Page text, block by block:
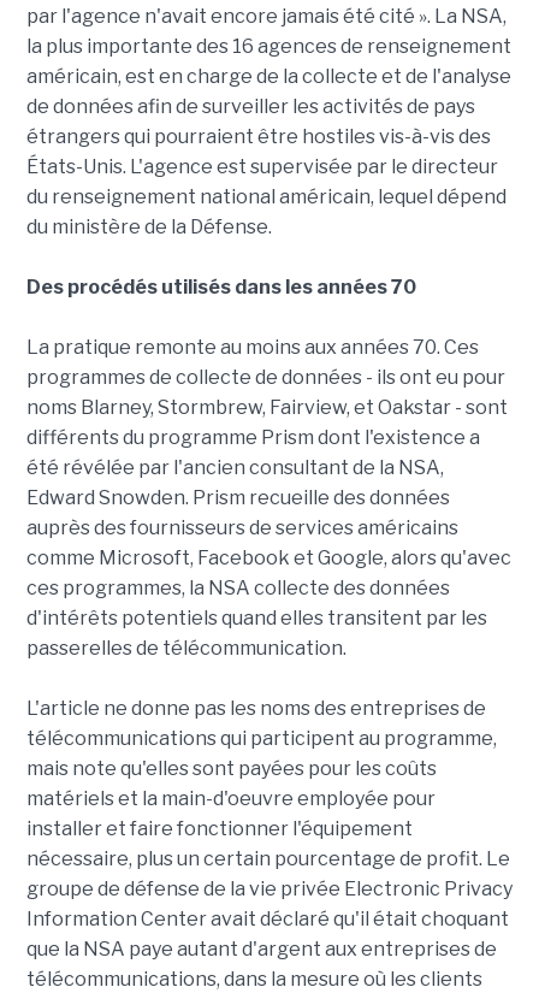
par l'agence n'avait encore jamais été cité ». La NSA,
la plus importante des 16 agences de renseignement
américain, est en charge de la collecte et de l'analyse
de données afin de surveiller les activités de pays
étrangers qui pourraient être hostiles vis-à-vis des
États-Unis. L'agence est supervisée par le directeur
du renseignement national américain, lequel dépend
du ministère de la Défense.
Des procédés utilisés dans les années 70
La pratique remonte au moins aux années 70. Ces
programmes de collecte de données - ils ont eu pour
noms Blarney, Stormbrew, Fairview, et Oakstar - sont
différents du programme Prism dont l'existence a
été révélée par l'ancien consultant de la NSA,
Edward Snowden. Prism recueille des données
auprès des fournisseurs de services américains
comme Microsoft, Facebook et Google, alors qu'avec
ces programmes, la NSA collecte des données
d'intérêts potentiels quand elles transitent par les
passerelles de télécommunication.
L'article ne donne pas les noms des entreprises de
télécommunications qui participent au programme,
mais note qu'elles sont payées pour les coûts
matériels et la main-d'oeuvre employée pour
installer et faire fonctionner l'équipement
nécessaire, plus un certain pourcentage de profit. Le
groupe de défense de la vie privée Electronic Privacy
Information Center avait déclaré qu'il était choquant
que la NSA paye autant d'argent aux entreprises de
télécommunications, dans la mesure où les clients